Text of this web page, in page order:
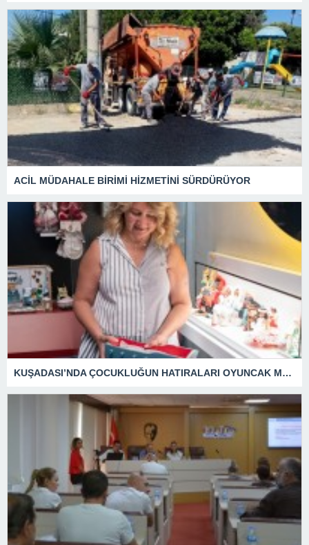
ACİL MÜDAHALE BİRİMİ HİZMETİNİ SÜRDÜRÜYOR
KUŞADASI’NDA ÇOCUKLUĞUN HATIRALARI OYUNCAK MÜZESİNDE HAYAT BULACAK